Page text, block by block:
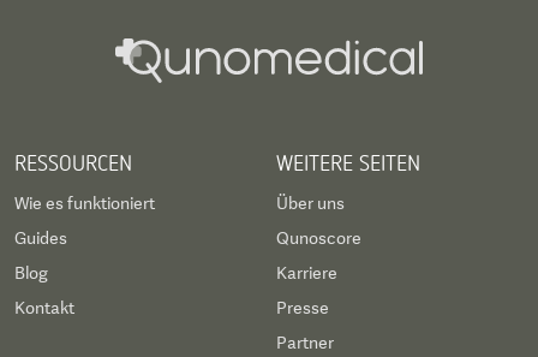
RESSOURCEN
Wie es funktioniert
Guides
Blog
Kontakt
WEITERE SEITEN
Über uns
Qunoscore
Karriere
Presse
Partner